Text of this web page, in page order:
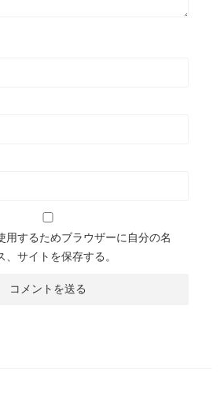
用するためブラウザーに自分の名
サイトを保存する。